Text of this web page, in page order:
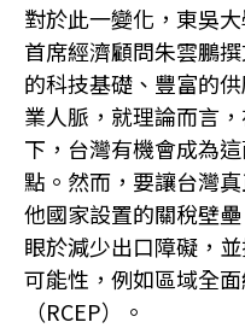
對於此一變化，東吳
首席經濟顧問朱雲鵬
的科技基礎、豐富的
業人脈，就理論而言
下，台灣有機會成為
點。然而，要讓台灣
他國家設置的關稅壁
眼於減少出口障礙，
可能性，例如區域全
（RCEP）。